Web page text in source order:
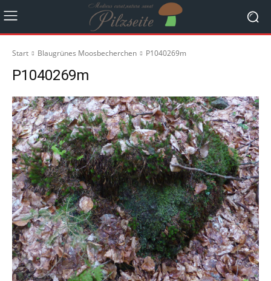
Start Blaugrünes Moosbecherchen P1040269m
P1040269m